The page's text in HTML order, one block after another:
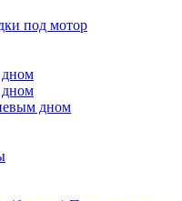
под мотор
дном